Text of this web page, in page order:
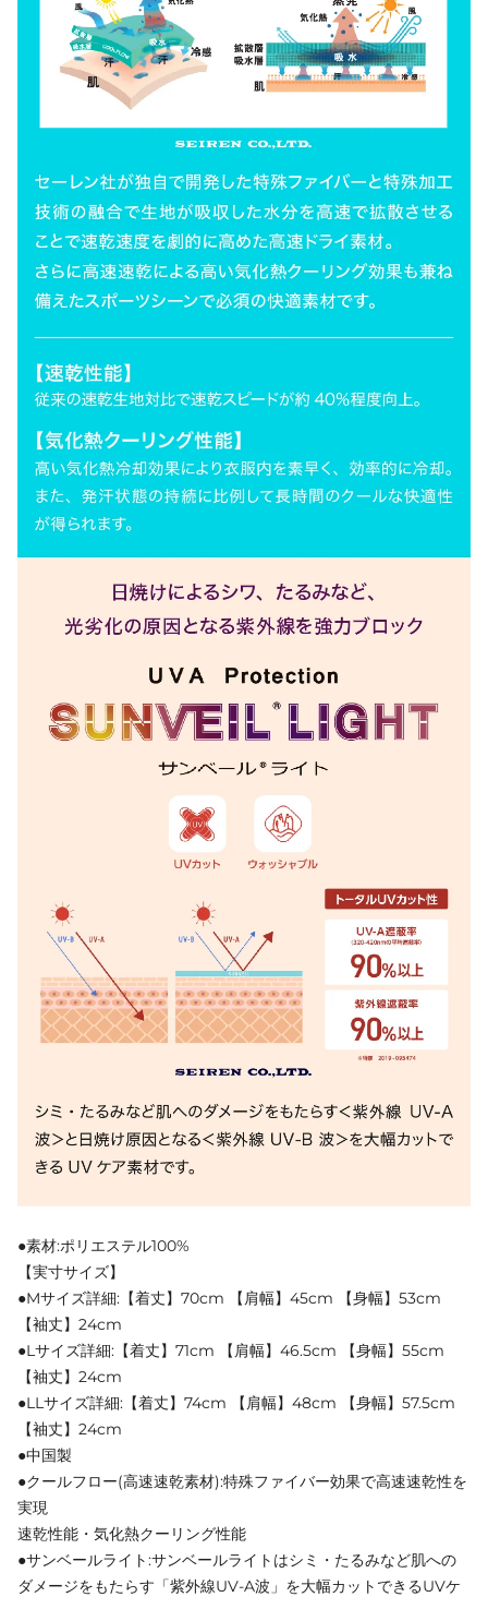
●素材:ポリエステル100%
【実寸サイズ】
●Mサイズ詳細:【着丈】70cm 【肩幅】45cm 【身幅】53cm
【袖丈】24cm
●Lサイズ詳細:【着丈】71cm 【肩幅】46.5cm 【身幅】55cm
【袖丈】24cm
●LLサイズ詳細:【着丈】74cm 【肩幅】48cm 【身幅】57.5cm
【袖丈】24cm
●中国製
●クールフロー(高速速乾素材):特殊ファイバー効果で高速速乾性を
実現
速乾性能・気化熱クーリング性能
●サンベールライト:サンベールライトはシミ・たるみなど肌への
ダメージをもたらす「紫外線UV-A波」を大幅カットできるUVケ